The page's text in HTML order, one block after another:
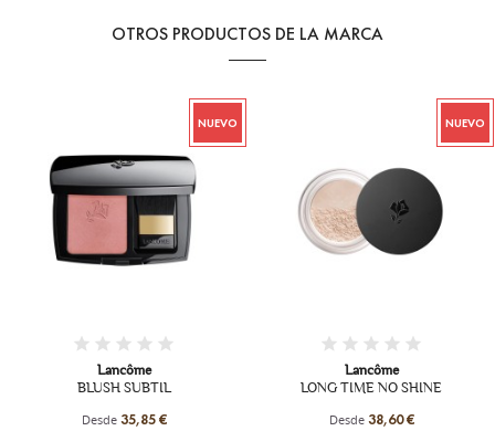
OTROS PRODUCTOS DE LA MARCA
NUEVO
Lancôme
BLUSH SUBTIL
Desde 35,85 €
NUEVO
Lancôme
LONG TIME NO SHINE
Desde 38,60 €